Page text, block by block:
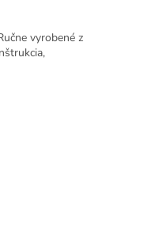
vyrobené z